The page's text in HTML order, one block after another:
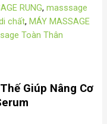
RUNG,masssage
chất,MÁY MASSAGE
Toàn Thân
Giúp Nâng Cơ